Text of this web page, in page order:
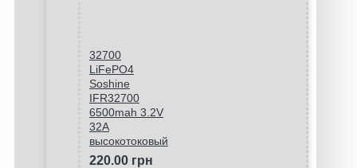
32700
LiFePO4
Soshine
IFR32700
6500mah 3.2V
32A
высокотоковый
220.00 грн